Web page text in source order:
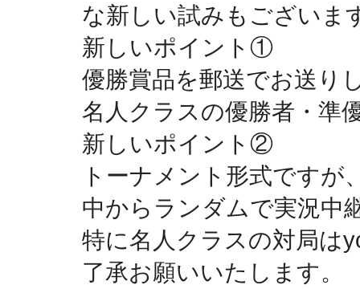
な新しい試みもございま
新しいポイント①
優勝賞品を郵送でお送り
名人クラスの優勝者・準
新しいポイント②
トーナメント形式です
中からランダムで実況中
特に名人クラスの対局は
了承お願いいたします。